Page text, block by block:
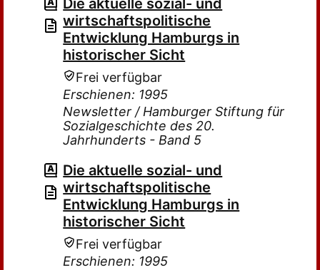
Die aktuelle sozial- und
wirtschaftspolitische
Entwicklung Hamburgs in
historischer Sicht
Frei verfügbar
Erschienen: 1995
Newsletter / Hamburger Stiftung für
Sozialgeschichte des 20.
Jahrhunderts - Band 5
Die aktuelle sozial- und
wirtschaftspolitische
Entwicklung Hamburgs in
historischer Sicht
Frei verfügbar
Erschienen: 1995